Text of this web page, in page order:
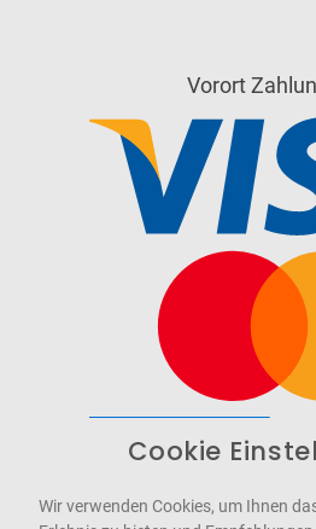
Vorort
WCAG-2.1-AA
Cookie
Wir verwenden Cookies, um Ihnen